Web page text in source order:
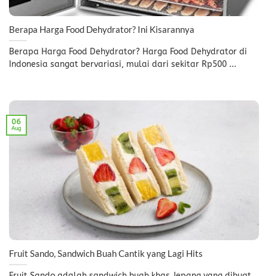
Berapa Harga Food Dehydrator? Ini Kisarannya
Berapa Harga Food Dehydrator? Harga Food Dehydrator di
Indonesia sangat bervariasi, mulai dari sekitar Rp500 ...
Fruit Sando, Sandwich Buah Cantik yang Lagi Hits
06
Aug